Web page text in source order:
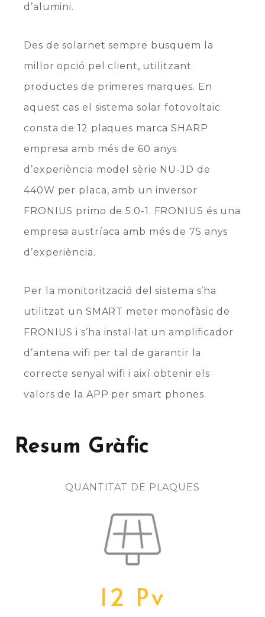
d’alumini.
Des de solarnet sempre busquem la
millor opció pel client, utilitzant
productes de primeres marques. En
aquest cas el sistema solar fotovoltaic
consta de 12 plaques marca SHARP
empresa amb més de 60 anys
d’experiència model sèrie NU-JD de
440W per placa, amb un inversor
FRONIUS primo de 5.0-1. FRONIUS és una
empresa austríaca amb més de 75 anys
d’experiència.
Per la monitorització del sistema s’ha
utilitzat un SMART meter monofàsic de
FRONIUS i s’ha instal·lat un amplificador
d’antena wifi per tal de garantir la
correcte senyal wifi i així obtenir els
valors de la APP per smart phones.
Resum Gràfic
QUANTITAT DE PLAQUES
12 Pv